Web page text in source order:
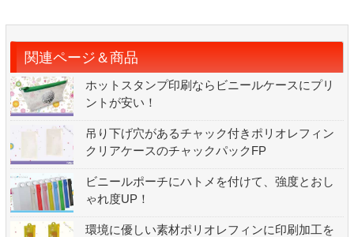
関連ページ＆商品
ホットスタンプ印刷ならビニールケースにプリ
ントが安い！
吊り下げ穴があるチャック付きポリオレフィン
クリアケースのチャックパックFP
ビニールポーチにハトメを付けて、強度とおし
ゃれ度UP！
環境に優しい素材ポリオレフィンに印刷加工を